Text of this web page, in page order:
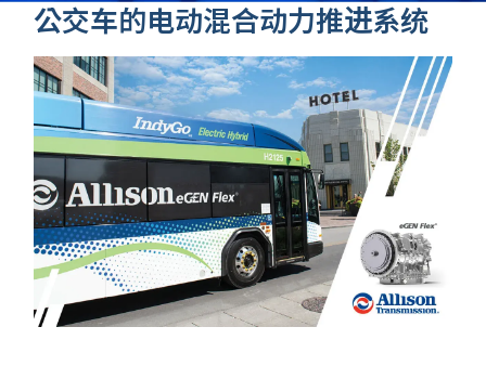
公交车的电动混合动力推进系统